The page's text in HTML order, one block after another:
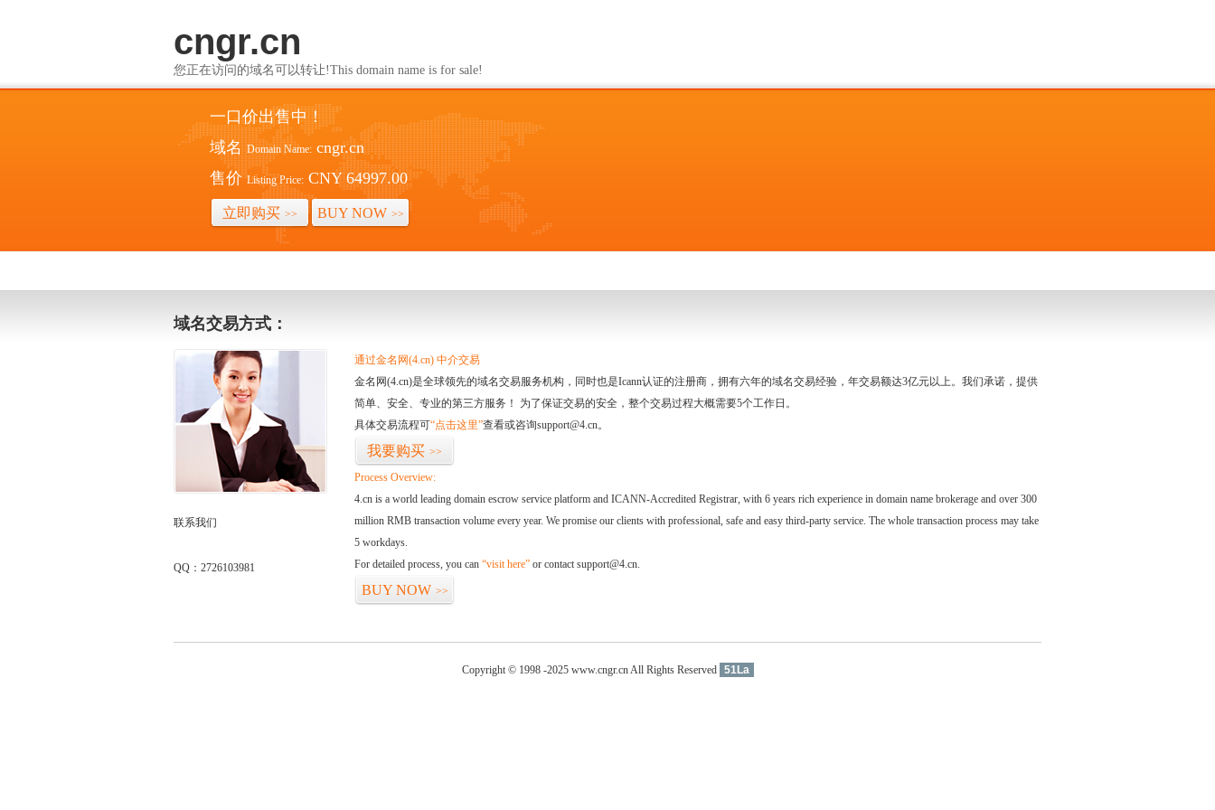
cngr.cn
您正在访问的域名可以转让!This domain name is for sale!
一口价出售中！
域名 Domain Name: cngr.cn
售价 Listing Price: CNY 64997.00
立即购买 >> BUY NOW >>
域名交易方式：
联系我们
QQ：2726103981
通过金名网(4.cn) 中介交易
金名网(4.cn)是全球领先的域名交易服务机构，同时也是Icann认证的注册商，拥有六年的域名交易经验，年交易额达3亿元以上。我们承诺，提供
简单、安全、专业的第三方服务！ 为了保证交易的安全，整个交易过程大概需要5个工作日。
具体交易流程可“点击这里”查看或咨询support@4.cn。
我要购买 >>
Process Overview:
4.cn is a world leading domain escrow service platform and ICANN-Accredited Registrar, with 6 years rich experience in domain name brokerage and over 300
million RMB transaction volume every year. We promise our clients with professional, safe and easy third-party service. The whole transaction process may take
5 workdays.
For detailed process, you can “visit here” or contact support@4.cn.
BUY NOW >>
Copyright © 1998 -2025 www.cngr.cn All Rights Reserved 51La